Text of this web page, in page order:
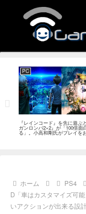
PC
『レインコード』を先に遊ぶ
ガンロンパ2×2』が「100倍面
る」。小高和剛氏がプレイを
ホーム PS4
D「車はカスタマイズ可
いアクションが出来る設計